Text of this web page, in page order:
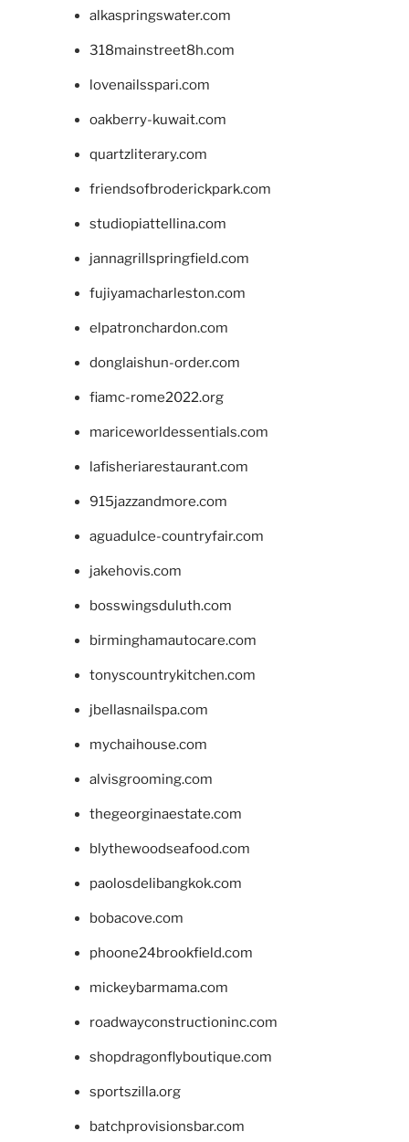
alkaspringswater.com
318mainstreet8h.com
lovenailsspari.com
oakberry-kuwait.com
quartzliterary.com
friendsofbroderickpark.com
studiopiattellina.com
jannagrillspringfield.com
fujiyamacharleston.com
elpatronchardon.com
donglaishun-order.com
fiamc-rome2022.org
mariceworldessentials.com
lafisheriarestaurant.com
915jazzandmore.com
aguadulce-countryfair.com
jakehovis.com
bosswingsduluth.com
birminghamautocare.com
tonyscountrykitchen.com
jbellasnailspa.com
mychaihouse.com
alvisgrooming.com
thegeorginaestate.com
blythewoodseafood.com
paolosdelibangkok.com
bobacove.com
phoone24brookfield.com
mickeybarmama.com
roadwayconstructioninc.com
shopdragonflyboutique.com
sportszilla.org
batchprovisionsbar.com